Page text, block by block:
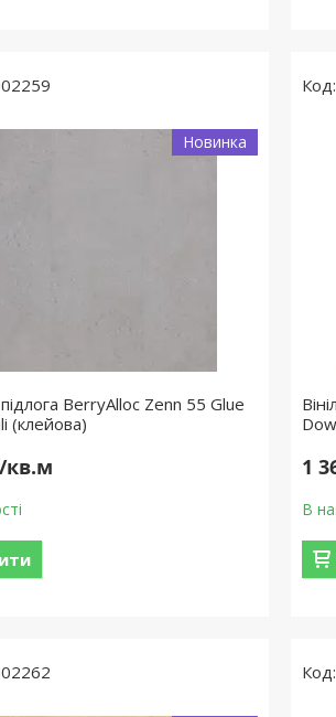
Новинка
підлога BerryAlloc Zenn 55 Glue
(клейова)
кв.м 1
В